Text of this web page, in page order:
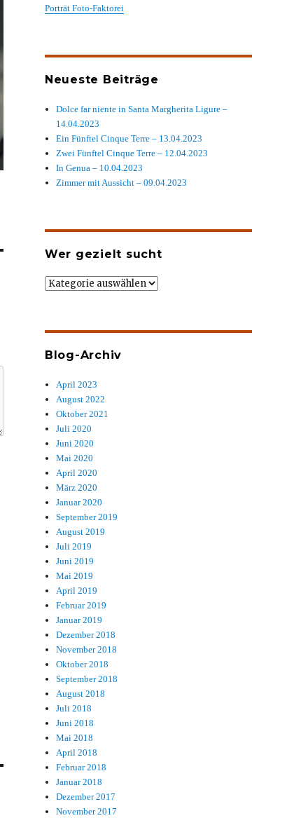
Porträt Foto-Faktorei
Neueste Beiträge
Dolce far niente in Santa Margherita Ligure –
14.04.2023
Ein Fünftel Cinque Terre – 13.04.2023
Zwei Fünftel Cinque Terre – 12.04.2023
In Genua – 10.04.2023
Zimmer mit Aussicht – 09.04.2023
Wer gezielt sucht
Wer
Blog-Archiv
April 2023
August 2022
Oktober 2021
Juli 2020
Juni 2020
Mai 2020
April 2020
März 2020
Januar 2020
September 2019
August 2019
Juli 2019
Juni 2019
Mai 2019
April 2019
Februar 2019
Januar 2019
Dezember 2018
November 2018
Oktober 2018
September 2018
August 2018
Juli 2018
Juni 2018
Mai 2018
April 2018
Februar 2018
Januar 2018
Dezember 2017
November 2017